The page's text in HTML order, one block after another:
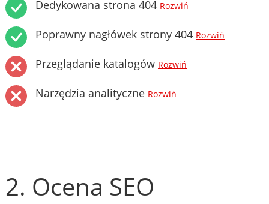
Dedykowana strona 404 Rozwiń
Poprawny nagłówek strony 404 Rozwiń
Przeglądanie katalogów Rozwiń
Narzędzia analityczne Rozwiń
2. Ocena SEO